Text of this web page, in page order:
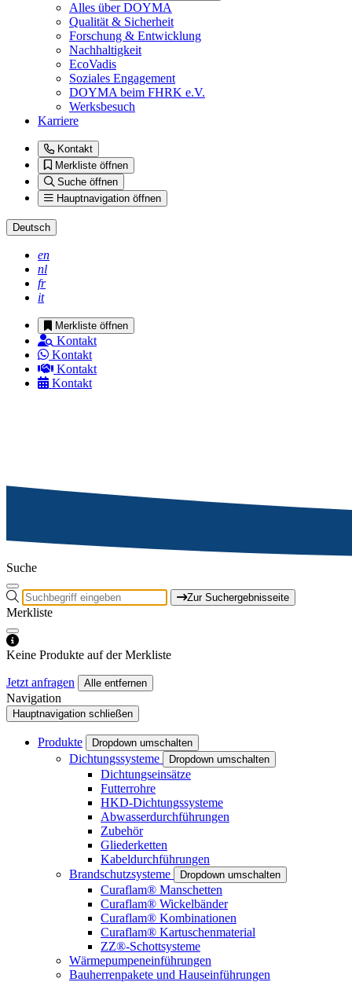
Alles über DOYMA
Qualität & Sicherheit
Forschung & Entwicklung
Nachhaltigkeit
EcoVadis
Soziales Engagement
DOYMA beim FHRK e.V.
Werksbesuch
Karriere
Kontakt
Merkliste öffnen
Suche öffnen
Hauptnavigation öffnen
Deutsch
en
nl
fr
it
Merkliste öffnen
Kontakt
Kontakt
Kontakt
Kontakt
Suche
Zur Suchergebnisseite
Merkliste
Keine Produkte auf der Merkliste
Jetzt anfragen Alle entfernen
Navigation
Hauptnavigation schließen
Produkte Dropdown umschalten
Dichtungssysteme Dropdown umschalten
Dichtungseinsätze
Futterrohre
HKD-Dichtungssysteme
Abwasserdurchführungen
Zubehör
Gliederketten
Kabeldurchführungen
Brandschutzsysteme
Dropdown umschalten
Curaflam® Manschetten
Curaflam® Wickelbänder
Curaflam® Kombinationen
Curaflam® Kartuschenmaterial
ZZ®-Schottsysteme
Wärmepumpeneinführungen
Bauherrenpakete und Hauseinführungen